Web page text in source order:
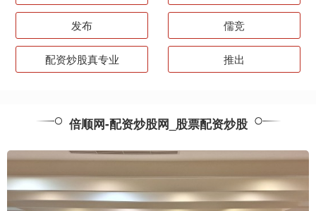
发布 儒竞
配资炒股真专业 推出
倍顺网-配资炒股网_股票配资炒股